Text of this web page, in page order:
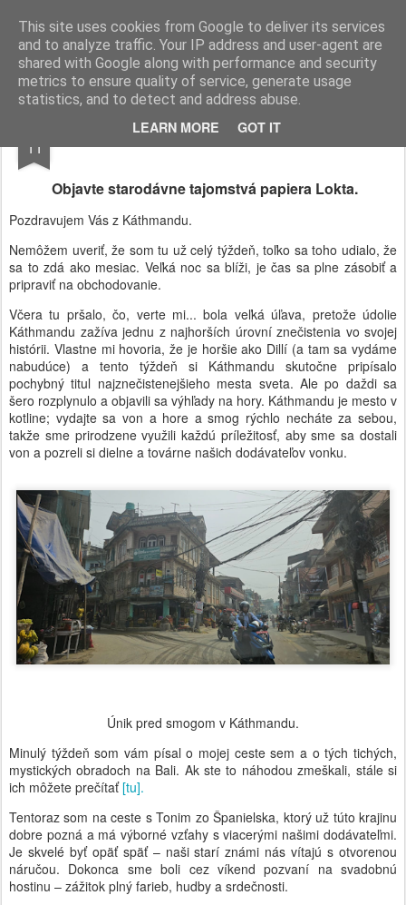
This site uses cookies from Google to deliver its services
and to analyze traffic. Your IP address and user-agent are
shared with Google along with performance and security
metrics to ensure quality of service, generate usage
statistics, and to detect and address abuse.
LEARN MORE GOT IT
AWGifts Slovensko
Home
11
Objavte starodávne tajomstvá papiera Lokta.
Pozdravujem Vás z Káthmandu.
Nemôžem uveriť, že som tu už celý týždeň, toľko sa toho udialo, že
sa to zdá ako mesiac. Veľká noc sa blíži, je čas sa plne zásobiť a
pripraviť na obchodovanie.
Včera tu pršalo, čo, verte mi... bola veľká úľava, pretože údolie
Káthmandu zažíva jednu z najhorších úrovní znečistenia vo svojej
histórii. Vlastne mi hovoria, že je horšie ako Dillí (a tam sa vydáme
nabudúce) a tento týždeň si Káthmandu skutočne pripísalo
pochybný titul najznečistenejšieho mesta sveta. Ale po daždi sa
šero rozplynulo a objavili sa výhľady na hory. Káthmandu je mesto v
kotline; vydajte sa von a hore a smog rýchlo necháte za sebou,
takže sme prirodzene využili každú príležitosť, aby sme sa dostali
von a pozreli si dielne a továrne našich dodávateľov vonku.
Únik pred smogom v Káthmandu.
Minulý týždeň som vám písal o mojej ceste sem a o tých tichých,
mystických obradoch na Bali. Ak ste to náhodou zmeškali, stále si
ich môžete prečítať[tu].
Tentoraz som na ceste s Tonim zo Španielska, ktorý už túto krajinu
dobre pozná a má výborné vzťahy s viacerými našimi dodávateľmi.
Je skvelé byť opäť späť – naši starí známi nás vítajú s otvorenou
náručou. Dokonca sme boli cez víkend pozvaní na svadobnú
hostinu – zážitok plný farieb, hudby a srdečnosti.